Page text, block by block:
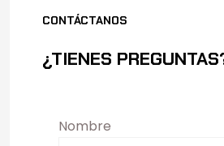
CONTÁCTANOS
¿TIENES
Nombre